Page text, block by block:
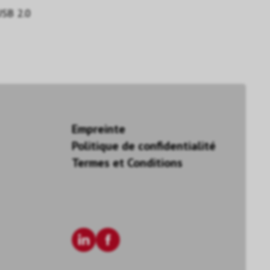
2.0
Empreinte
Politique de confidentialité
Termes et Conditions